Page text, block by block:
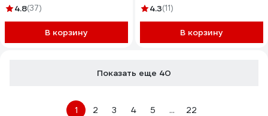
4.8(37)
В корзину
BS) 40309-DM
4.3(11)
В корзину
Показать еще 40
1 2 3 4 5 ... 22